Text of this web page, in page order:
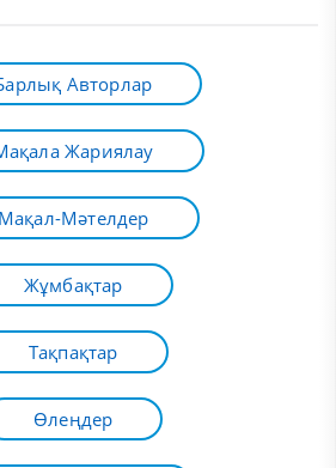
Авторлар
Жариялау
Мақал-Мәтелдер
Жұмбақтар
Тақпақтар
Өлеңдер